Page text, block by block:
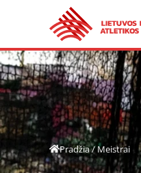
Pradžia/Meistrai